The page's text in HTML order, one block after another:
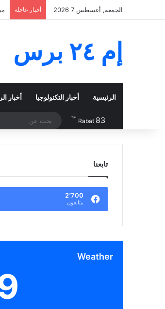
الجمعة, أغسطس 7 2026 أخبار عاجلة
إم ٢٤ برس
الرئيسية أخبار التكنولوجيا أخبار
Rabat 83
℉
تابعنا
2٬700
متابعون
Weather